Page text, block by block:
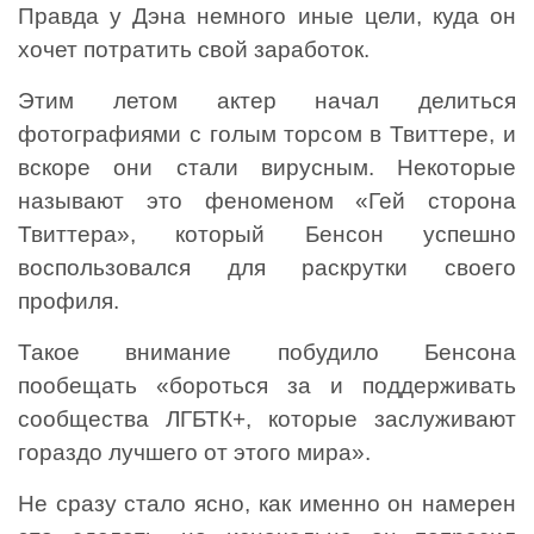
Правда у Дэна немного иные цели, куда он
хочет потратить свой заработок.
Этим летом актер начал делиться
фотографиями с голым торсом в Твиттере, и
вскоре они стали вирусным. Некоторые
называют это феноменом «Гей сторона
Твиттера», который Бенсон успешно
воспользовался для раскрутки своего
профиля.
Такое внимание побудило Бенсона
пообещать «бороться за и поддерживать
сообщества ЛГБТК+, которые заслуживают
гораздо лучшего от этого мира».
Не сразу стало ясно, как именно он намерен